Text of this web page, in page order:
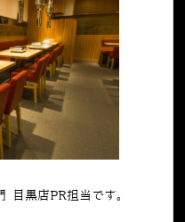
目黒店PR担当です。